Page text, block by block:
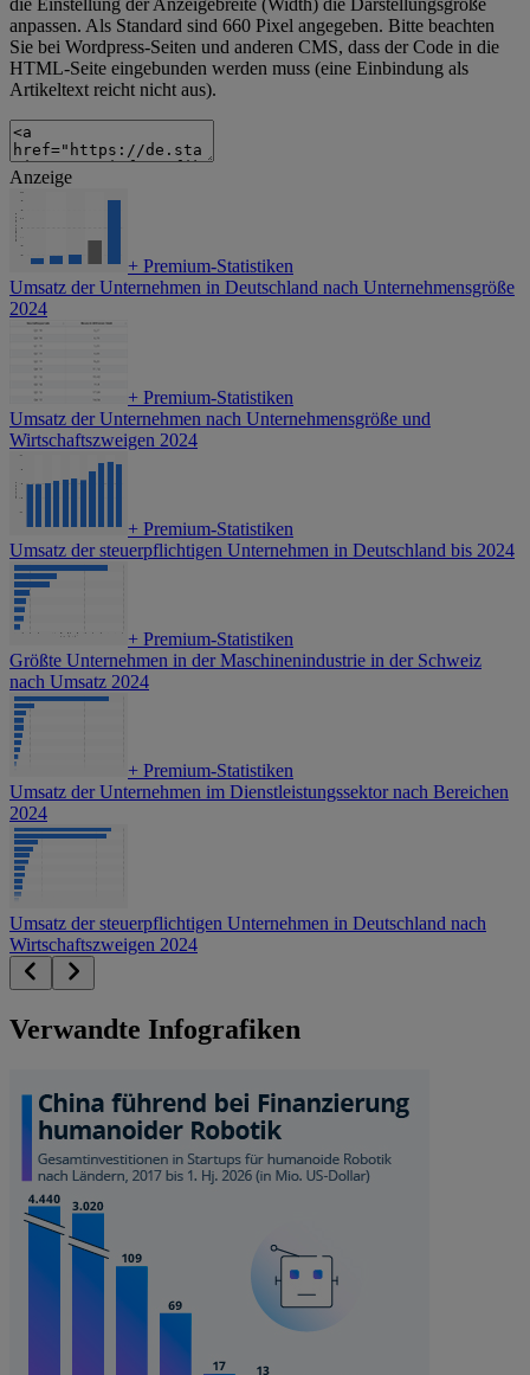
die Einstellung der Anzeigebreite (Width) die Darstellungsgröße
anpassen. Als Standard sind 660 Pixel angegeben. Bitte beachten
Sie bei Wordpress-Seiten und anderen CMS, dass der Code in die
HTML-Seite eingebunden werden muss (eine Einbindung als
Artikeltext reicht nicht aus).
Anzeige
+ Premium-Statistiken
Umsatz der Unternehmen in Deutschland nach Unternehmensgröße
2024
+ Premium-Statistiken
Umsatz der Unternehmen nach Unternehmensgröße und
Wirtschaftszweigen 2024
+ Premium-Statistiken
Umsatz der steuerpflichtigen Unternehmen in Deutschland bis 2024
+ Premium-Statistiken
Größte Unternehmen in der Maschinenindustrie in der Schweiz
nach Umsatz 2024
+ Premium-Statistiken
Umsatz der Unternehmen im Dienstleistungssektor nach Bereichen
2024
Umsatz der steuerpflichtigen Unternehmen in Deutschland nach
Wirtschaftszweigen 2024
Verwandte Infografiken